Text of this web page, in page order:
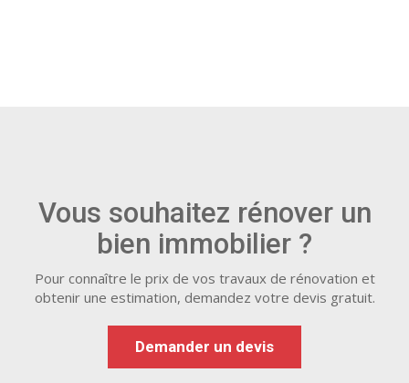
Vous souhaitez rénover un
bien immobilier ?
Pour connaître le prix de vos travaux de rénovation et
obtenir une estimation, demandez votre devis gratuit.
Demander un devis